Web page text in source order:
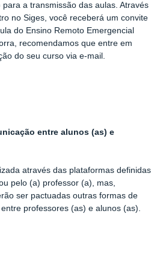
a transmissão das aulas. Através
no Siges, você receberá um convite
do Ensino Remoto Emergencial
recomendamos que entre em
do seu curso via e-mail.
entre alunos (as) e
através das plataformas definidas
pelo (a) professor (a), mas,
ser pactuadas outras formas de
professores (as) e alunos (as).